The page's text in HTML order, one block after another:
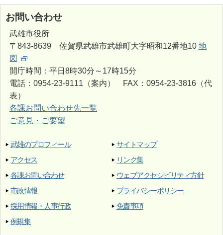
お問い合わせ
武雄市役所
〒843-8639 佐賀県武雄市武雄町大字昭和12番地10 地
図
開庁時間：平日8時30分～17時15分
電話：0954-23-9111（案内） FAX：0954-23-3816（代
表）
各課お問い合わせ先一覧
ご意見・ご要望
武雄のプロフィール
アクセス
各課お問い合わせ
市政情報
採用情報・人事行政
例規集
サイトマップ
リンク集
ウェブアクセシビリティ方針
プライバシーポリシー
免責事項